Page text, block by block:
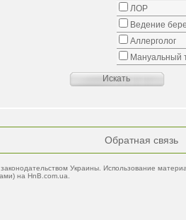
ЛОР
Ведение
Аллерголог
Мануальный
Обратная связь
Украины. Использование
на HnB.com.ua.